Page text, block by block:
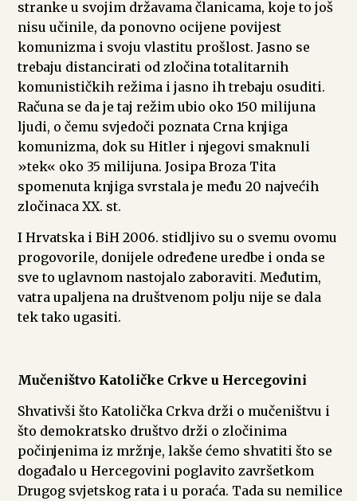
stranke u svojim državama članicama, koje to još
nisu učinile, da ponovno ocijene povijest
komunizma i svoju vlastitu prošlost. Jasno se
trebaju distancirati od zločina totalitarnih
komunističkih režima i jasno ih trebaju osuditi.
Računa se da je taj režim ubio oko 150 milijuna
ljudi, o čemu svjedoči poznata Crna knjiga
komunizma, dok su Hitler i njegovi smaknuli
»tek« oko 35 milijuna. Josipa Broza Tita
spomenuta knjiga svrstala je među 20 najvećih
zločinaca XX. st.
I Hrvatska i BiH 2006. stidljivo su o svemu ovomu
progovorile, donijele određene uredbe i onda se
sve to uglavnom nastojalo zaboraviti. Međutim,
vatra upaljena na društvenom polju nije se dala
tek tako ugasiti.
Mučeništvo Katoličke Crkve u Hercegovini
Shvativši što Katolička Crkva drži o mučeništvu i
što demokratsko društvo drži o zločinima
počinjenima iz mržnje, lakše ćemo shvatiti što se
događalo u Hercegovini poglavito završetkom
Drugog svjetskog rata i u poraća. Tada su nemilice